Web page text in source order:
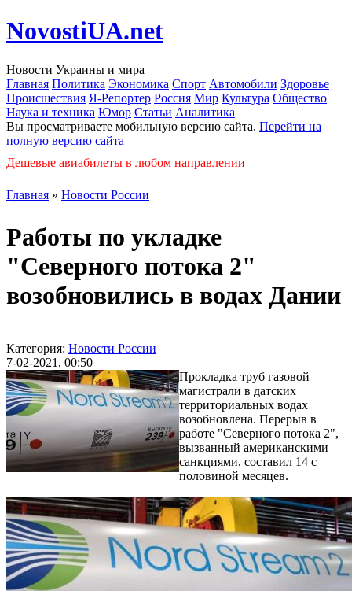
NovostiUA.net
Новости Украины и мира
Главная Политика Экономика Спорт Автомобили Здоровье
Происшествия Я-Репортер Россия Мир Культура Общество
Наука и техника Юмор Статьи Аналитика
Вы просматриваете мобильную версию сайта. Перейти на
полную версию сайта
Дешевые авиабилеты в любом направлении
Главная » Новости России
Работы по укладке
"Северного потока 2"
возобновились в водах Дании
Категория: Новости России
7-02-2021, 00:50
Прокладка труб газовой
магистрали в датских
территориальных водах
возобновлена. Перерыв в
работе "Северного потока 2",
вызванный американскими
санкциями, составил 14 с
половиной месяцев.